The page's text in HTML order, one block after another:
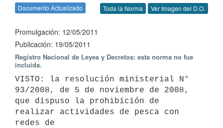
Documento Actualizado Toda la Norma Ver Imagen del D.O.
Promulgación: 12/05/2011
Publicación: 19/05/2011
Registro Nacional de Leyes y Decretos: esta norma no fue
incluida.
VISTO: la resolución ministerial N°
93/2008, de 5 de noviembre de 2008,
que dispuso la prohibición de
realizar actividades de pesca con
redes de